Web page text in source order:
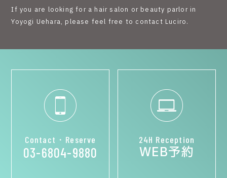
If you are looking for a hair salon or beauty parlor in
Yoyogi Uehara, please feel free to contact Luciro.
Contact・Reserve
03-6804-9880
24H Reception
WEB予約